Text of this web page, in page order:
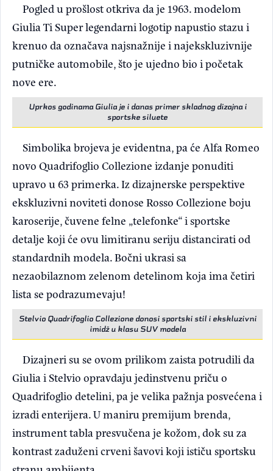
Pogled u prošlost otkriva da je 1963. modelom
Giulia Ti Super legendarni logotip napustio stazu i
krenuo da označava najsnažnije i najekskluzivnije
putničke automobile, što je ujedno bio i početak
nove ere.
Uprkos godinama Giulia je i danas primer skladnog dizajna i
sportske siluete
Simbolika brojeva je evidentna, pa će Alfa Romeo
novo Quadrifoglio Collezione izdanje ponuditi
upravo u 63 primerka. Iz dizajnerske perspektive
ekskluzivni noviteti donose Rosso Collezione boju
karoserije, čuvene felne „telefonke“ i sportske
detalje koji će ovu limitiranu seriju distancirati od
standardnih modela. Bočni ukrasi sa
nezaobilaznom zelenom detelinom koja ima četiri
lista se podrazumevaju!
Stelvio Quadrifoglio Collezione donosi sportski stil i ekskluzivni
imidž u klasu SUV modela
Dizajneri su se ovom prilikom zaista potrudili da
Giulia i Stelvio opravdaju jedinstvenu priču o
Quadrifoglio detelini, pa je velika pažnja posvećena i
izradi enterijera. U maniru premijum brenda,
instrument tabla presvučena je kožom, dok su za
kontrast zaduženi crveni šavovi koji ističu sportsku